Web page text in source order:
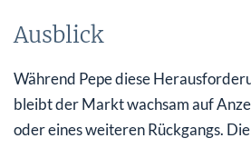
Ausblick
Während Pepe diese
bleibt der Markt wachsam auf
oder eines weiteren Rückgangs.